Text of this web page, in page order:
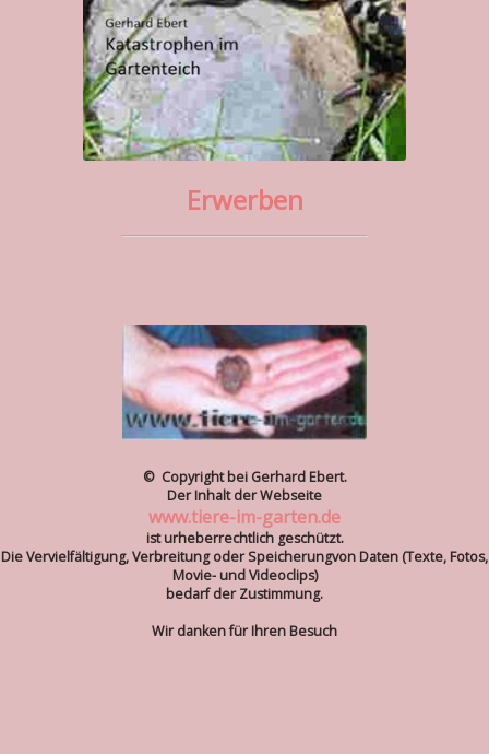
Erwerben
© Copyright bei Gerhard Ebert.
Der Inhalt der Webseite
www.tiere-im-garten.de
ist urheberrechtlich geschützt.
Die Vervielfältigung, Verbreitung oder Speicherungvon Daten (Texte, Fotos,
Movie- und Videoclips)
bedarf der Zustimmung.
Wir danken für Ihren Besuch